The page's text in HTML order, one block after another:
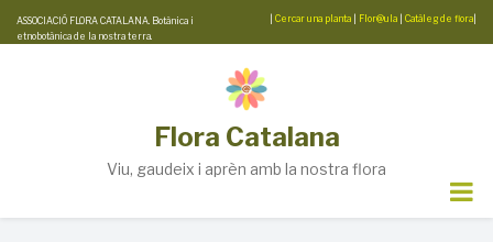
Skip
to
ASSOCIACIÓ FLORA CATALANA. Botànica i
etnobotànica de la nostra terra.
Cercar una planta Flor@ula Catàleg de flora
Flora Catalana
Viu, gaudeix i aprèn amb la nostra flora